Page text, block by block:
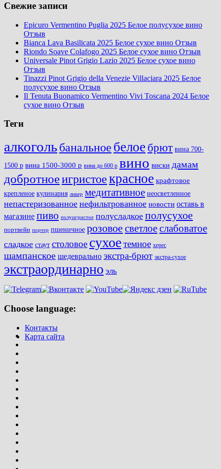
Свежие записи
Epicuro Vermentino Puglia 2025 Белое полусухое вино
Отзыв
Bianca Lava Basilicata 2025 Белое сухое вино Отзыв
Riondo Soave Colafogo 2025 Белое сухое вино Отзыв
Universale Pinot Grigio Lazio 2025 Белое сухое вино
Отзыв
Tinazzi Pinot Grigio della Venezie Villaciara 2025 Белое
полусухое вино Отзыв
Il Tenuta Buonamico Vermentino Vivi Toscana 2024 Белое
сухое вино Отзыв
Теги
алкогольбанальное белое брют вина 700-
1500 р вина 1500-3000 р вина до 600 р вино виски дамам
добротноеигристоекрасное крафтовое
крепленое кулинария ликер медитативное неосветленное
непастеризованное нефильтрованное новости оставь в
магазине пиво полуигристое полусладкое полусухое
портвейн портер пшеничное розовое светлоеслабоватое
сладкое стаут столовое сухоетемное херес
шампанское шедеврально экстра-брют экстра-сухое
экстраординарно эль
Choose language:
Контакты
Карта сайта